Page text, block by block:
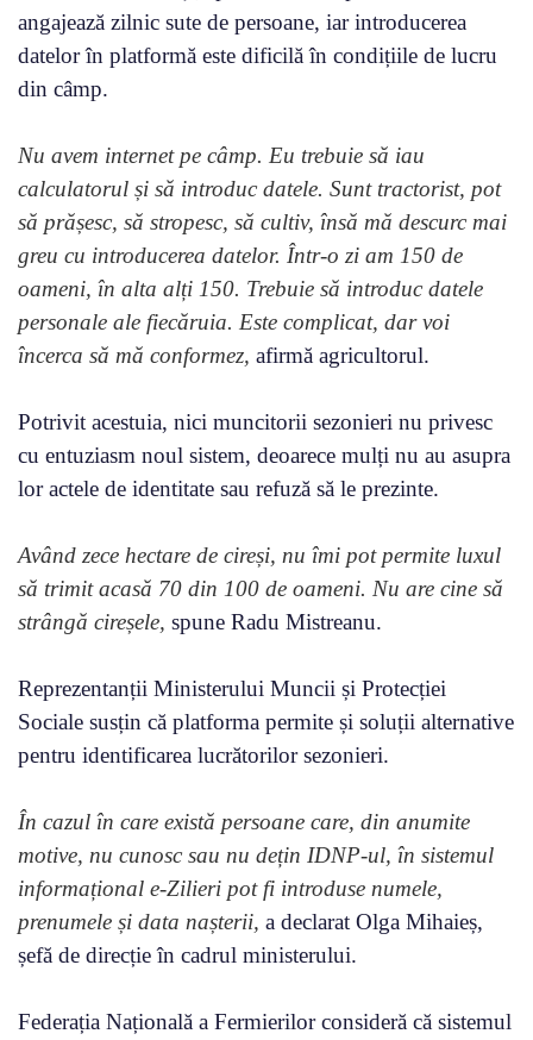
angajează zilnic sute de persoane, iar introducerea
datelor în platformă este dificilă în condițiile de lucru
din câmp.
Nu avem internet pe câmp. Eu trebuie să iau
calculatorul și să introduc datele. Sunt tractorist, pot
să prășesc, să stropesc, să cultiv, însă mă descurc mai
greu cu introducerea datelor. Într-o zi am 150 de
oameni, în alta alți 150. Trebuie să introduc datele
personale ale fiecăruia. Este complicat, dar voi
încerca să mă conformez, afirmă agricultorul.
Potrivit acestuia, nici muncitorii sezonieri nu privesc
cu entuziasm noul sistem, deoarece mulți nu au asupra
lor actele de identitate sau refuză să le prezinte.
Având zece hectare de cireși, nu îmi pot permite luxul
să trimit acasă 70 din 100 de oameni. Nu are cine să
strângă cireșele, spune Radu Mistreanu.
Reprezentanții Ministerului Muncii și Protecției
Sociale susțin că platforma permite și soluții alternative
pentru identificarea lucrătorilor sezonieri.
În cazul în care există persoane care, din anumite
motive, nu cunosc sau nu dețin IDNP-ul, în sistemul
informațional e-Zilieri pot fi introduse numele,
prenumele și data nașterii, a declarat Olga Mihaieș,
șefă de direcție în cadrul ministerului.
Federația Națională a Fermierilor consideră că sistemul